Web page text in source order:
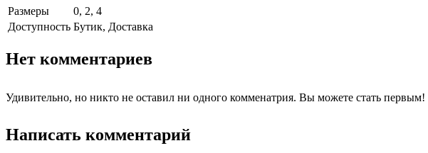
Размеры
0, 2, 4
Доступность Бутик, Доставка
Нет комментариев
Удивительно, но никто не оставил ни одного комменатрия. Вы можете стать первым!
Написать комментарий